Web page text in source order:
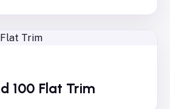
100 Flat Trim